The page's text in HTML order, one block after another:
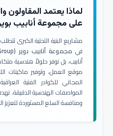
لماذا يعتمد المقاولون
على مجموعة أنابيب
مشاريع البنية التحتية الكبرى
في مجموعة أنابيب بوير (Bwer Pipes Group)
أنابيب، بل نوفر حلولاً هندسية
موقع العمل، وتوفير ماكينات
المجاني للكوادر الفنية
المواصفات الهندسية الدقيقة.
ومنافسة السلع المستوردة لتعزيز